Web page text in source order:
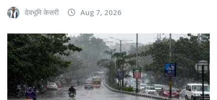
देवभूमि केसरी Aug 7, 2026